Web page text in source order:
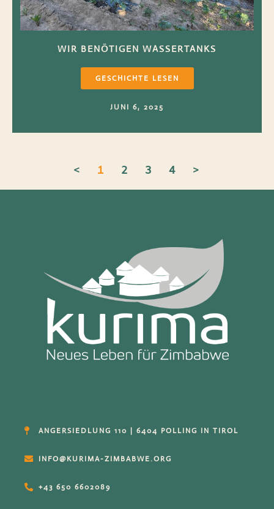
WIR BENÖTIGEN WASSERTANKS
GESCHICHTE LESEN
JUNI 6, 2025
< 1 2 3 4 >
ANGERSIEDLUNG 110 | 6404 POLLING IN TIROL
INFO@KURIMA-ZIMBABWE.ORG
+43 650 6602089